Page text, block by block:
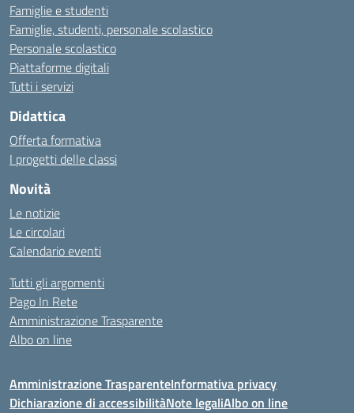
Famiglie e studenti
Famiglie, studenti, personale scolastico
Personale scolastico
Piattaforme digitali
Tutti i servizi
Didattica
Offerta formativa
I progetti delle classi
Novità
Le notizie
Le circolari
Calendario eventi
Tutti gli argomenti
Pago In Rete
Amministrazione Trasparente
Albo on line
Amministrazione TrasparenteInformativa privacy
Dichiarazione di accessibilitàNote legaliAlbo on line